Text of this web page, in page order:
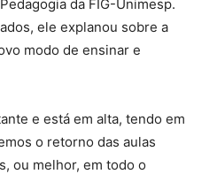
da FIG-Unimesp.
ele explanou sobre a
modo de ensinar e
e está em alta, tendo em
o retorno das aulas
ou melhor, em todo o